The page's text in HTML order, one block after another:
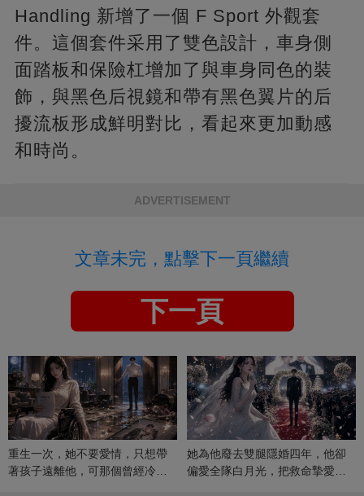
Handling 新增了一個 F Sport 外觀套
件。這個套件采用了雙色設計，車身側
面踏板和保險杠增加了與車身同色的裝
飾，與黑色后視鏡和帶有黑色翼片的后
擾流板形成鮮明對比，看起來更加動感
和時尚。
ADVERTISEMENT
文章未完，點擊下一頁繼續
下一頁
重生一次，她不要愛情，只想帶
著孩子遠離他，可那個曾經冷漠
她為他廢去雙腿隱婚四年，他卻
偏愛全隊白月光，把救命摯愛當